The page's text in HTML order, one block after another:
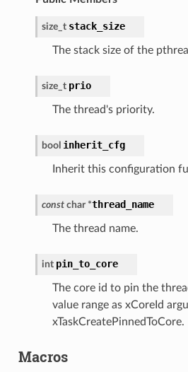
size_t stack_size
The stack size of the
size_t prio
The thread's priority.
bool inherit_cfg
Inherit this configuration
const char *thread_name
The thread name.
int pin_to_core
The core id to pin the
value range as xCoreId
xTaskCreatePinnedToCore.
Macros